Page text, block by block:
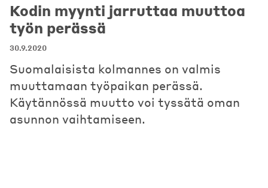
Kodin myynti jarruttaa muuttoa
työn perässä
30.9.2020
Suomalaisista kolmannes on valmis
muuttamaan työpaikan perässä.
Käytännössä muutto voi tyssätä oman
asunnon vaihtamiseen.